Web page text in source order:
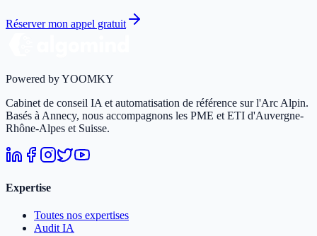
Réserver mon appel gratuit
Powered by YOOMKY
Cabinet de conseil IA et automatisation de référence sur l'Arc Alpin.
Basés à Annecy, nous accompagnons les PME et ETI d'Auvergne-
Rhône-Alpes et Suisse.
Expertise
Toutes nos expertises
Audit IA